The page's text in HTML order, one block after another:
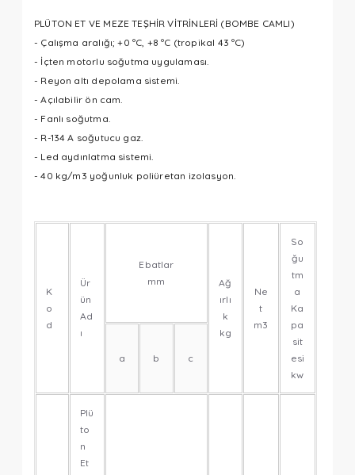
PLÜTON ET VE MEZE TEŞHİR VİTRİNLERİ (BOMBE CAMLI)
- Çalışma aralığı; +0 ºC, +8 ºC (tropikal 43 ºC)
- İçten motorlu soğutma uygulaması.
- Reyon altı depolama sistemi.
- Açılabilir ön cam.
- Fanlı soğutma.
- R-134 A soğutucu gaz.
- Led aydınlatma sistemi.
- 40 kg/m3 yoğunluk poliüretan izolasyon.
K
o
d
Ür
ün
Ad
ı
Ebatlar
mm
Ağ
ırlı
k
kg
Ne
t
m3
So
ğu
tm
a
Ka
pa
sit
esi
kw
a b c
Plü
to
n
Et